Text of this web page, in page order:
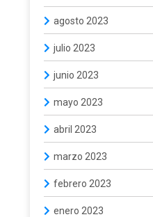
agosto 2023
julio 2023
junio 2023
mayo 2023
abril 2023
marzo 2023
febrero 2023
enero 2023